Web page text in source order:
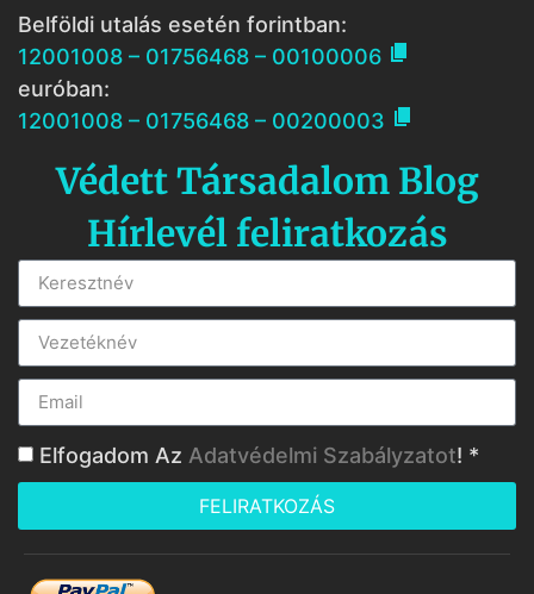
Belföldi utalás esetén forintban:
12001008 – 01756468 – 00100006 
euróban:
12001008 – 01756468 – 00200003 
Védett Társadalom Blog
Hírlevél feliratkozás
Elfogadom Az Adatvédelmi Szabályzatot! *
FELIRATKOZÁS